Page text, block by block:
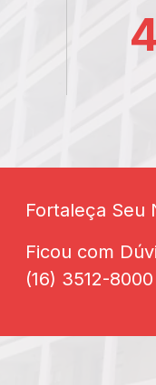
Fortaleça Seu
Ficou com
(16) 3512-8000